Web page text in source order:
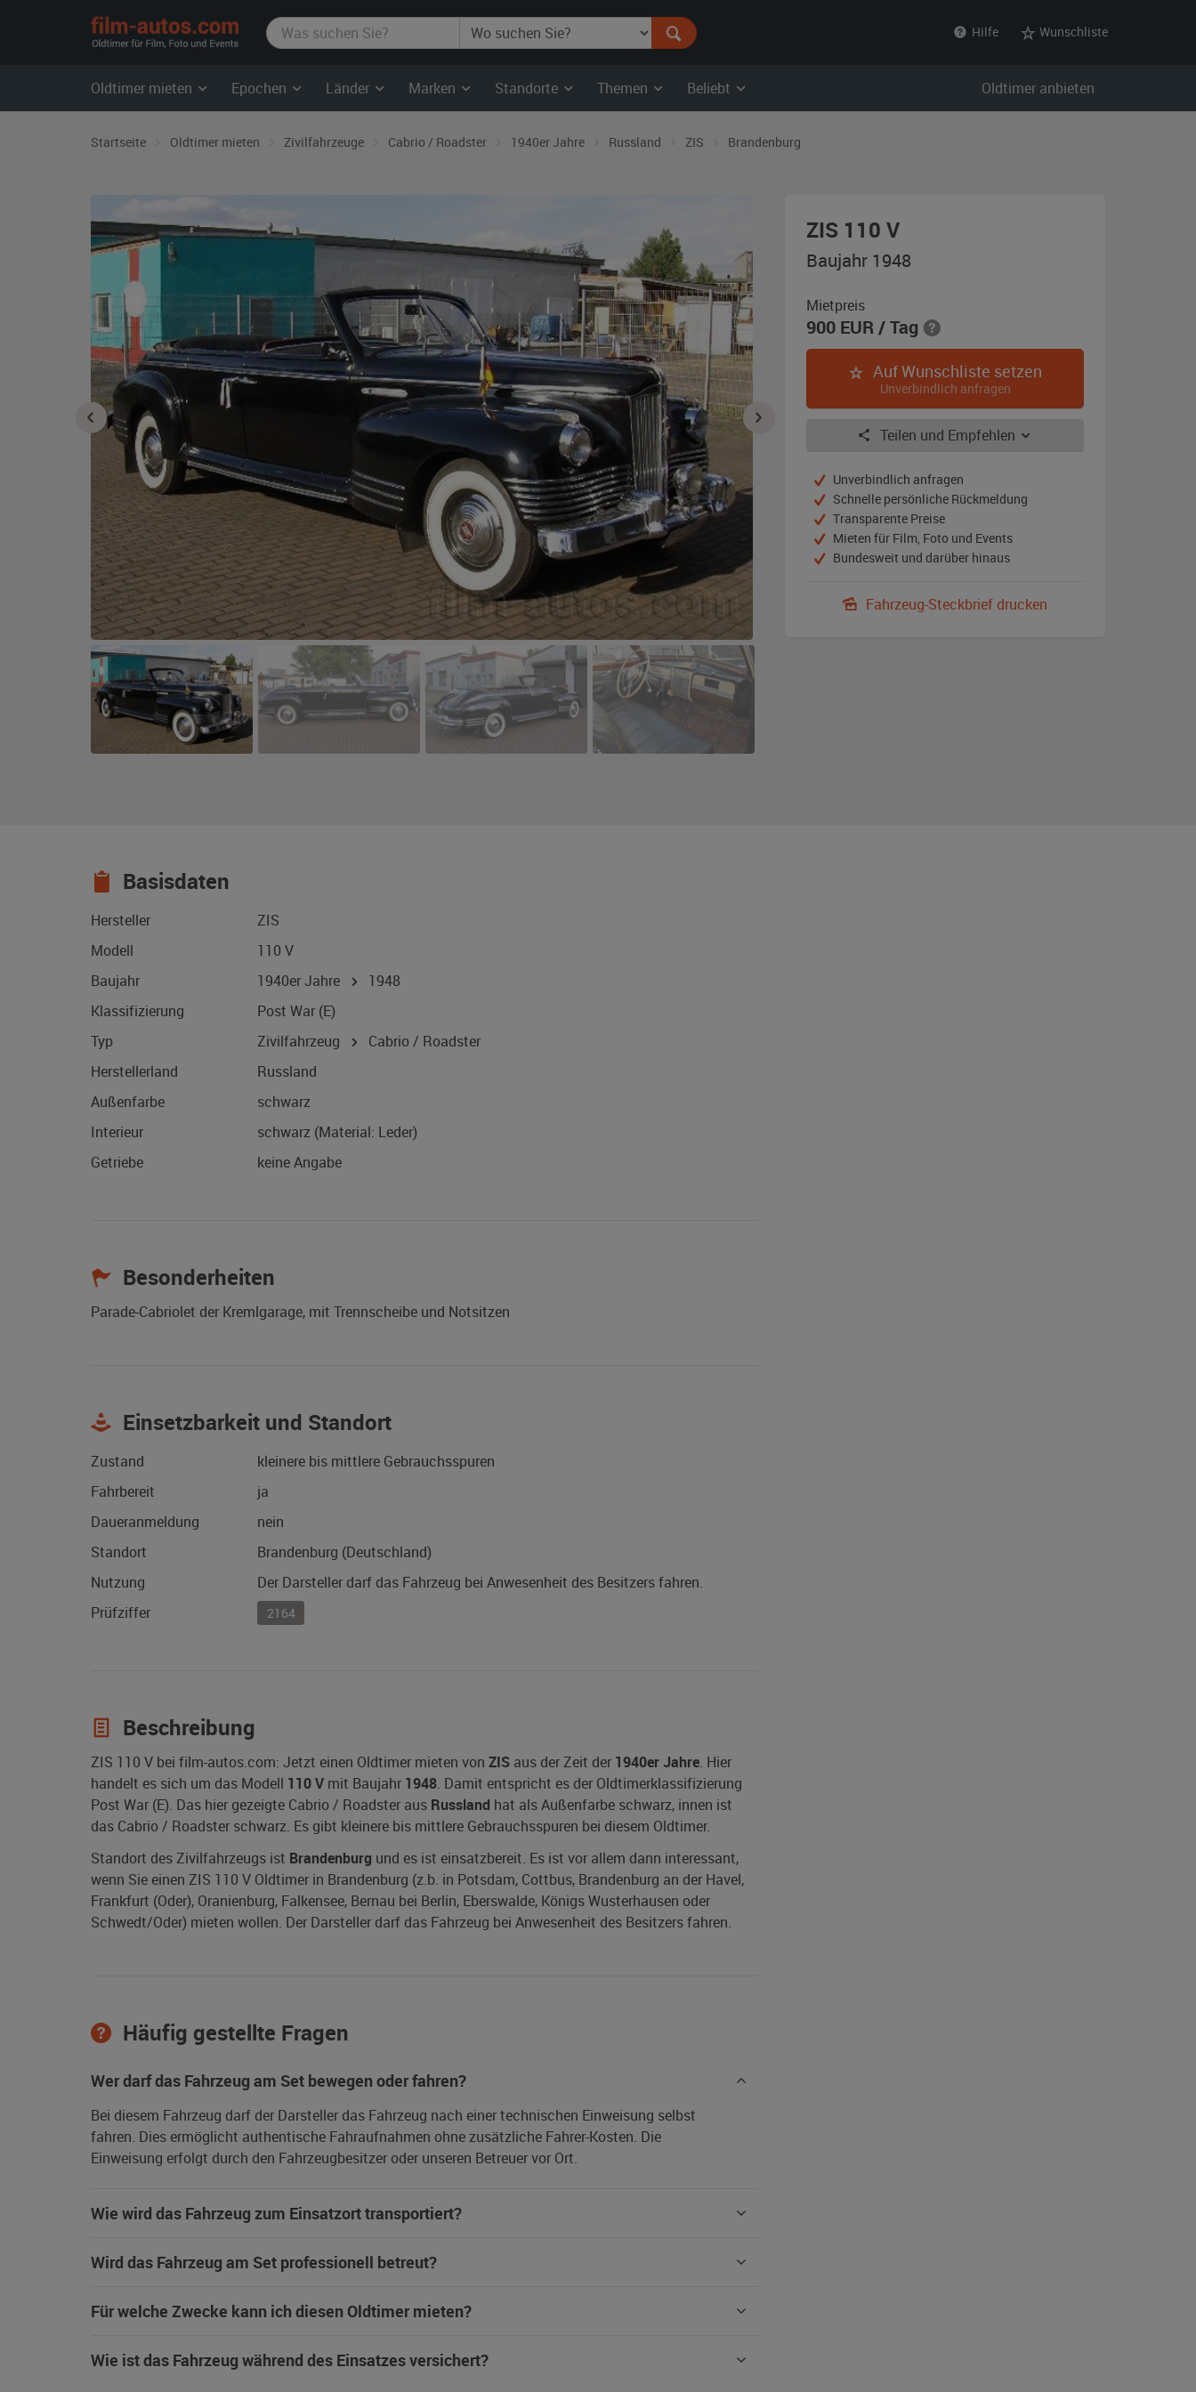
film-
autos.com
Hilfe Wunschliste
Oldtimer mieten Epochen Länder Marken Standorte Themen Beliebt Oldtimer anbieten
Startseite Oldtimer mieten Zivilfahrzeuge Cabrio / Roadster 1940er Jahre Russland ZIS Brandenburg
ZIS 110 V,
Baujahr
Baujahr 1948
Mietpreis
900 EUR/ Tag
Auf Wunschliste setzen
Unverbindlich anfragen
Teilen und Empfehlen
Unverbindlich anfragen
Schnelle persönliche Rückmeldung
Transparente Preise
Mieten für Film, Foto und Events
Bundesweit und darüber hinaus
Fahrzeug-Steckbrief drucken
Basisdaten
Hersteller
ZIS
Modell
110 V
Baujahr
1940er Jahre
1948
Klassifizierung
Post War (E)
Typ
Zivilfahrzeug
Cabrio / Roadster
Herstellerland
Russland
Außenfarbe
schwarz
Interieur
schwarz (Material: Leder)
Getriebe
keine Angabe
Besonderheiten
Parade-Cabriolet der Kremlgarage, mit Trennscheibe und Notsitzen
Einsetzbarkeit und Standort
Zustand
kleinere bis mittlere Gebrauchsspuren
Fahrbereit
ja
Daueranmeldung
nein
Standort
Brandenburg (Deutschland)
Nutzung
Der Darsteller darf das Fahrzeug bei Anwesenheit des Besitzers fahren.
Prüfziffer
2164
Beschreibung
ZIS 110 V bei film-autos.com: Jetzt einen Oldtimer mieten von ZIS aus der Zeit der 1940er Jahre. Hier
handelt es sich um das Modell 110 V mit Baujahr 1948. Damit entspricht es der Oldtimerklassifizierung
Post War (E). Das hier gezeigte Cabrio / Roadster aus Russland hat als Außenfarbe schwarz, innen ist
das Cabrio / Roadster schwarz. Es gibt kleinere bis mittlere Gebrauchsspuren bei diesem Oldtimer.
Standort des Zivilfahrzeugs ist Brandenburg und es ist einsatzbereit. Es ist vor allem dann interessant,
wenn Sie einen ZIS 110 V Oldtimer in Brandenburg (z.b. in Potsdam, Cottbus, Brandenburg an der Havel,
Frankfurt (Oder), Oranienburg, Falkensee, Bernau bei Berlin, Eberswalde, Königs Wusterhausen oder
Schwedt/Oder) mieten wollen. Der Darsteller darf das Fahrzeug bei Anwesenheit des Besitzers fahren.
Häufig gestellte Fragen
Wer darf das Fahrzeug am Set bewegen oder fahren?
Bei diesem Fahrzeug darf der Darsteller das Fahrzeug nach einer technischen Einweisung selbst
fahren. Dies ermöglicht authentische Fahraufnahmen ohne zusätzliche Fahrer-Kosten. Die
Einweisung erfolgt durch den Fahrzeugbesitzer oder unseren Betreuer vor Ort.
Wie wird das Fahrzeug zum Einsatzort transportiert?
Wird das Fahrzeug am Set professionell betreut?
Für welche Zwecke kann ich diesen Oldtimer mieten?
Wie ist das Fahrzeug während des Einsatzes versichert?